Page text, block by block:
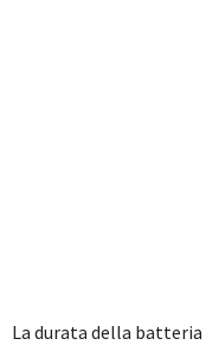
La durata della batteria